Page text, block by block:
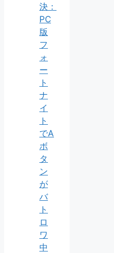
決：
PC
版
フ
ォ
ー
ト
ナ
イ
ト
でA
ボ
タ
ン
が
バ
ト
ロ
ワ
中